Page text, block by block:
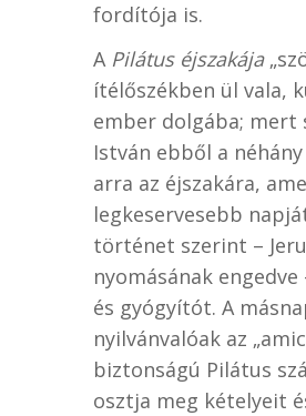
fordítója is.
A Pilátus éjszakája
ítélőszékben ül vala,
ember dolgába; mert
István ebből a
arra az éjszakára,
legkeservesebb
történet szerint –
nyomásának
és gyógyítót. A
nyilvánvalóak az
biztonságú Pilátus
osztja meg kételyeit